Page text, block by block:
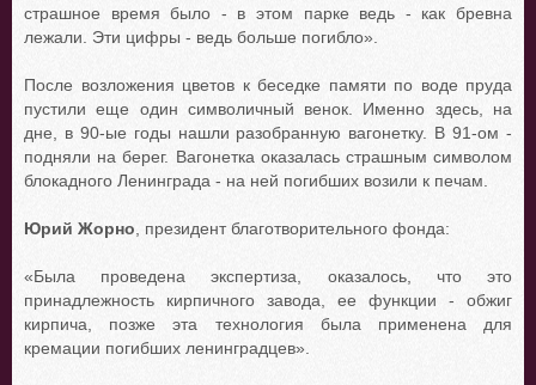
страшное время было - в этом парке ведь - как бревна
лежали. Эти цифры - ведь больше погибло».
После возложения цветов к беседке памяти по воде пруда
пустили еще один символичный венок. Именно здесь, на
дне, в 90-ые годы нашли разобранную вагонетку. В 91-ом -
подняли на берег. Вагонетка оказалась страшным символом
блокадного Ленинграда - на ней погибших возили к печам.
Юрий Жорно , президент благотворительного фонда:
«Была проведена экспертиза, оказалось, что это
принадлежность кирпичного завода, ее функции - обжиг
кирпича, позже эта технология была применена для
кремации погибших ленинградцев».